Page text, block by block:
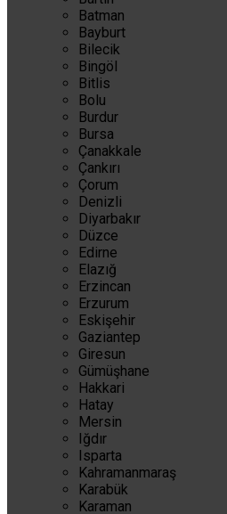
Batman
Bayburt
Bilecik
Bingöl
Bitlis
Bolu
Burdur
Bursa
Çanakkale
Çankırı
Çorum
Denizli
Diyarbakır
Düzce
Edirne
Elazığ
Erzincan
Erzurum
Eskişehir
Gaziantep
Giresun
Gümüşhane
Hakkari
Hatay
Mersin
Iğdır
Isparta
Kahramanmaraş
Karabük
Karaman